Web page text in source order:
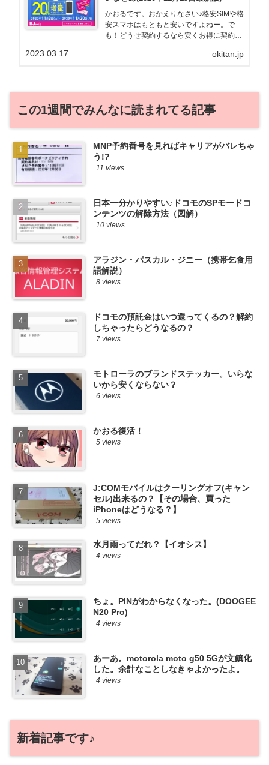
かおるです。おかえりなさい♪格安SIMや格
安スマホはもともと安いですよねー。で
も！どうせ契約するなら安くお得に契約し
る自身も、そういう案件を常に狙ってます
okitan.jp
2023.03.17
この1週間でみんなに読まれてる記事
MNP予約番号を見ればキャリアがバレちゃ
う!?
11 views
日本一分かりやすい♪ドコモのSPモードコ
ンテンツの解除方法（図解）
10 views
アラジン・パスカル・ジニー（携帯乞食用
語解説）
8 views
ドコモの預託金はいつ還ってくるの？解約
しちゃったらどうなるの？
7 views
モトローラのブランドステッカー。いらな
いから安くならない？
6 views
かおる復活！
5 views
J:COMモバイルはクーリングオフ(キャン
セル)出来るの？【その場合、買った
iPhoneはどうなる？】
5 views
水月雨ってだれ？【イオシス】
4 views
ちょ。PINがわからなくなった。(DOOGEE
N20 Pro)
4 views
あーあ。motorola moto g50 5Gが文鎮化
した。余計なことしなきゃよかったよ。
4 views
新着記事です♪